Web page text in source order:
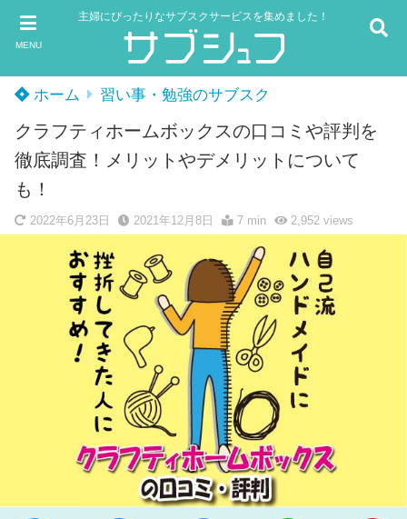
MENU
主婦にぴったりなサブスクサービスを集めました！
ホーム 習い事・勉強のサブスク
クラフティホームボックスの口コミや評判を
徹底調査！メリットやデメリットについて
も！
2022年6月23日 2021年12月8日 7 min 2,952views